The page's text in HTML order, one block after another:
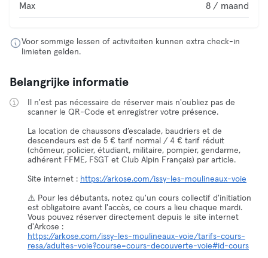
Max 8 / maand
Voor sommige lessen of activiteiten kunnen extra check-in
limieten gelden.
Belangrijke informatie
Il n'est pas nécessaire de réserver mais n'oubliez pas de
scanner le QR-Code et enregistrer votre présence.
La location de chaussons d’escalade, baudriers et de
descendeurs est de 5 € tarif normal / 4 € tarif réduit
(chômeur, policier, étudiant, militaire, pompier, gendarme,
adhérent FFME, FSGT et Club Alpin Français) par article.
Site internet : https://arkose.com/issy-les-moulineaux-voie
⚠️ Pour les débutants, notez qu'un cours collectif d'initiation
est obligatoire avant l'accès, ce cours a lieu chaque mardi.
Vous pouvez réserver directement depuis le site internet
https://arkose.com/issy-les-moulineaux-voie/tarifs-cours-
resa/adultes-voie?course=cours-decouverte-voie#id-cours